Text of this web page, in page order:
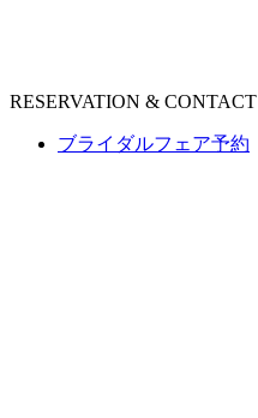
RESERVATION & CONTACT
ブライダルフェア予約